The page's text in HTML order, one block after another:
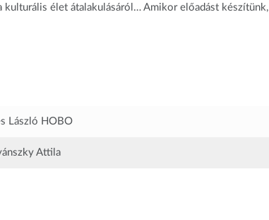
élet átalakulásáról… Amikor előadást készítünk,
László HOBO
Attila